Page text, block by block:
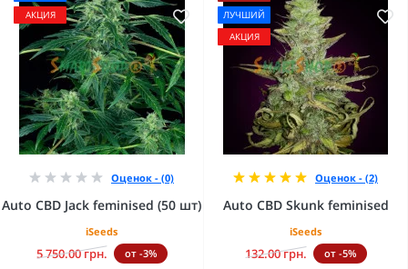
АКЦИЯ
Оценок - (0)
Auto CBD Jack feminised (50 шт)
iSeeds
5 750.00 грн. от -3%
ЛУЧШИЙ
АКЦИЯ
Оценок - (2)
Auto CBD Skunk feminised
iSeeds
132.00 грн. от -5%